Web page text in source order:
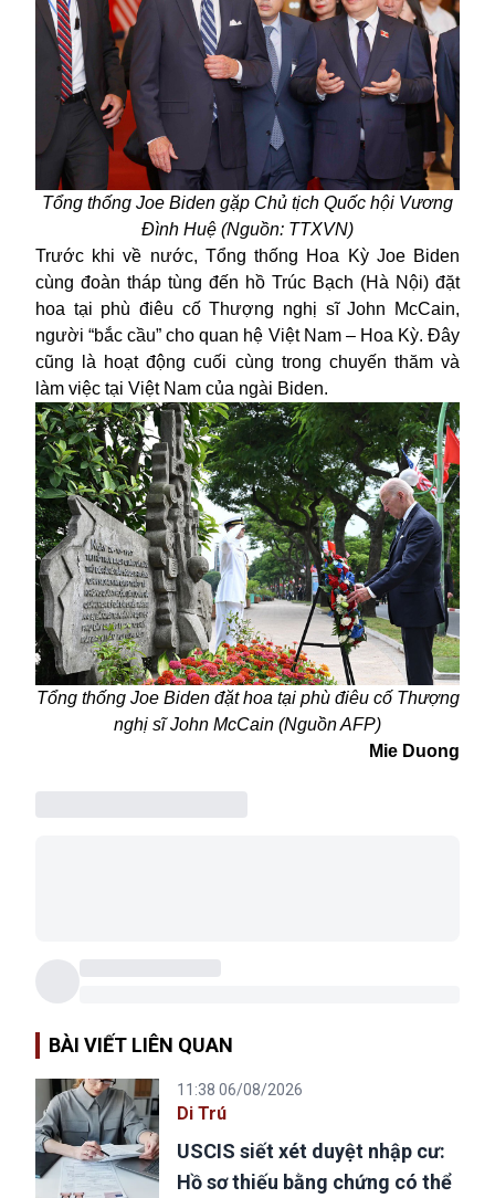
Tổng thống Joe Biden gặp Chủ tịch Quốc hội Vương
Đình Huệ (Nguồn: TTXVN)
Trước khi về nước, Tổng thống Hoa Kỳ Joe Biden
cùng đoàn tháp tùng đến hồ Trúc Bạch (Hà Nội) đặt
hoa tại phù điêu cố Thượng nghị sĩ John McCain,
người “bắc cầu” choquan hệ Việt Nam – Hoa Kỳ. Đây
cũng là hoạt động cuối cùng trong chuyến thăm và
làm việc tại Việt Nam của ngài Biden.
Tổng thống Joe Bidenđặt hoa tại phù điêu cố Thượng
nghị sĩ John McCain (Nguồn AFP)
Mie Duong
BÀI VIẾT LIÊN QUAN
11:38 06/08/2026
Di Trú
USCIS siết xét duyệt nhập cư:
Hồ sơ thiếu bằng chứng có thể